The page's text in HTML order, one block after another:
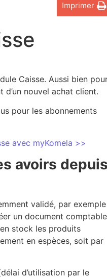
Imprimer
Caisse. Aussi bien
d’un nouvel achat client.
pour les abonnements
avec myKomela >>
avoirs depuis
validé, par exemple
un document comptable
stock les produits
en espèces, soit par
d’utilisation par le